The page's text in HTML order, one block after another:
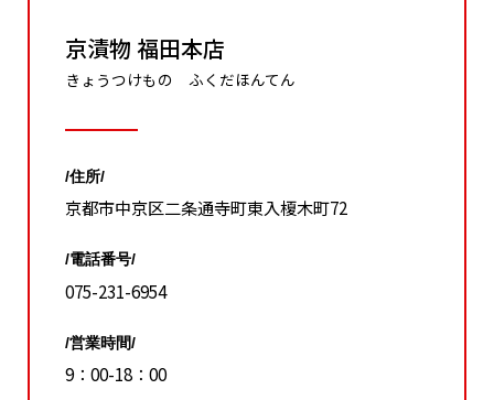
京漬物 福田本店
きょうつけもの ふくだほんてん
/住所/
京都市中京区二条通寺町東入榎木町72
/電話番号/
075-231-6954
/営業時間/
9：00-18：00